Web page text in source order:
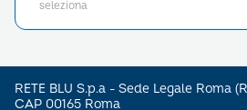
RETE BLU S.p.a - Sede Legale Roma
CAP 00165 Roma